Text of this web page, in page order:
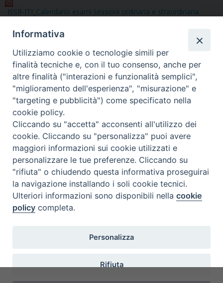
ISSR-ITI_Calendario esami sessioni ordinaria e straordinaria
Seminario Vescovile di Treviso
p.tta Benedetto XI, 2
31100 Treviso
Tel. 0422 324835
segreteria@itigt.it
Orario di segreteria
lunedì 17.30-19.30
martedì 17.30-19.30
mercoledì 17.30-19.30
giovedì 17.30-19.30
Informativa
Utilizziamo cookie o tecnologie simili per
finalità tecniche e, con il tuo consenso, anche per
altre finalità ("interazioni e funzionalità semplici",
"miglioramento dell'esperienza", "misurazione" e
"targeting e pubblicità") come specificato nella
cookie policy.
Cliccando su "accetta" acconsenti all'utilizzo dei
cookie. Cliccando su "personalizza" puoi avere
maggiori informazioni sui cookie utilizzati e
personalizzare le tue preferenze. Cliccando su
"rifiuta" o chiudendo questa informativa proseguirai
la navigazione installando i soli cookie tecnici.
Ulteriori informazioni sono disponibili nellacookie
policy completa.
Personalizza
Rifiuta